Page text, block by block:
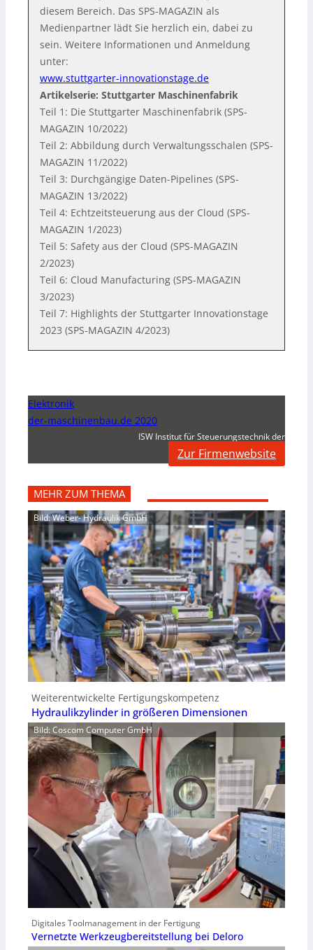
diesem Bereich. Das SPS-MAGAZIN als
Medienpartner lädt Sie herzlich ein, dabei zu
sein. Weitere Informationen und Anmeldung
unter:
www.stuttgarter-innovationstage.de
Artikelserie: Stuttgarter Maschinenfabrik
Teil 1: Die Stuttgarter Maschinenfabrik (SPS-
MAGAZIN 10/2022)
Teil 2: Abbildung durch Verwaltungsschalen (SPS-
MAGAZIN 11/2022)
Teil 3: Durchgängige Daten-Pipelines (SPS-
MAGAZIN 13/2022)
Teil 4: Echtzeitsteuerung aus der Cloud (SPS-
MAGAZIN 1/2023)
Teil 5: Safety aus der Cloud (SPS-MAGAZIN
2/2023)
Teil 6: Cloud Manufacturing (SPS-MAGAZIN
3/2023)
Teil 7: Highlights der Stuttgarter Innovationstage
2023 (SPS-MAGAZIN 4/2023)
Elektronik
der-maschinenbau.de 2020
ISW Institut für Steuerungstechnik der
Zur Firmenwebsite
MEHR ZUM THEMA
Bild: Weber- Hydraulik GmbH
Weiterentwickelte Fertigungskompetenz
Hydraulikzylinder in größeren Dimensionen
Bild: Coscom Computer GmbH
Digitales Toolmanagement in der Fertigung
Vernetzte Werkzeugbereitstellung bei Deloro